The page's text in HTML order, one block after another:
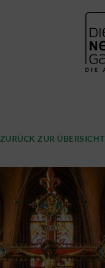
ZURÜCK ZUR ÜBERSICHT